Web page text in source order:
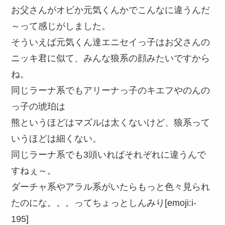
お父さんがオビか元気くんかでこんなに違うんだ
～って感じがしました。
そういえば元気くん達エニセイっ子はお父さんの
ニッキ君に似て、みんな狼系の顔みたいですから
ね。
同じラーナ系でもアリーナっ子のキエフやのんの
っ子の琥珀は
熊というほどはマズルは太くないけど、狼系って
いうほどは細くない。
同じラーナ系でも3頭いればそれぞれに違うんで
すねぇ～。
ダーチャ系やアラル系がいたらもっと色々見られ
たのにな。。。ってちょっとしんみり[emoji:i-
195]